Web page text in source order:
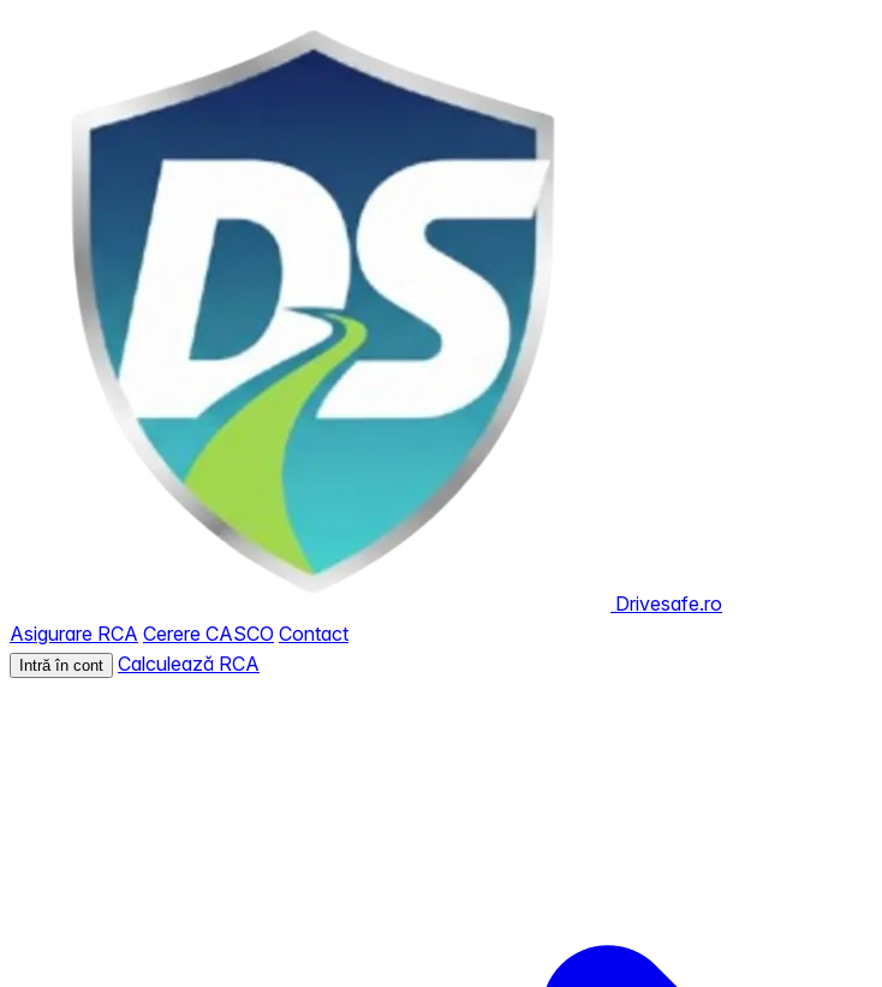
Drivesafe.ro
Asigurare RCA Cerere CASCO Contact
Intră în cont Calculează RCA